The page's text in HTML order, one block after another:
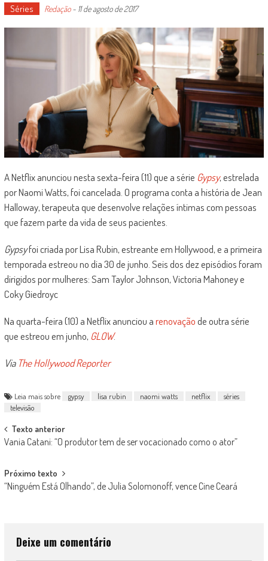
Séries Redação- 11 de agosto de 2017
A Netflix anunciou nesta sexta-feira (11) que a série Gypsy, estrelada
por Naomi Watts, foi cancelada. O programa conta a história de Jean
Halloway, terapeuta que desenvolve relações íntimas com pessoas
que fazem parte da vida de seus pacientes.
Gypsyfoi criada por Lisa Rubin, estreante em Hollywood, e a primeira
temporada estreou no dia 30 de junho. Seis dos dez episódios foram
dirigidos por mulheres: Sam Taylor Johnson, Victoria Mahoney e
Coky Giedroyc
Na quarta-feira (10) a Netflix anunciou arenovaçãode outra série
que estreou em junho, GLOW.
Via The Hollywood Reporter
Leia mais sobre gypsy lisa rubin naomi watts netflix
séries
televisão
Post
navigation
Texto anterior
Vania Catani: “O produtor tem de ser vocacionado como o ator”
Próximo texto
“Ninguém Está Olhando”, de Julia Solomonoff, vence Cine Ceará
Deixe um comentário